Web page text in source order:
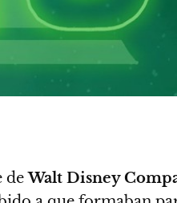
deWalt Disney